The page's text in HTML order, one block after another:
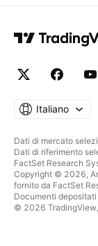
Italiano
Dati di mercato
Dati di riferimento
FactSet Research
Copyright © 2026,
fornito da FactSet
Documenti
© 2026